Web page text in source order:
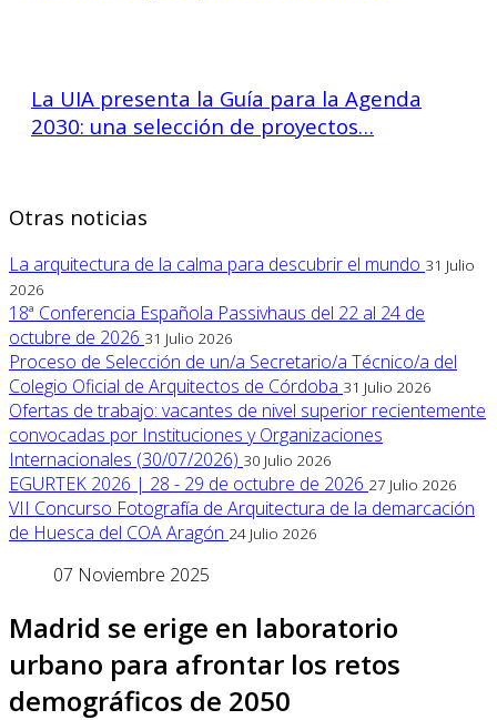
La UIA presenta la Guía para la Agenda
2030: una selección de proyectos…
Otras noticias
La arquitectura de la calma para descubrir el mundo 31 Julio
2026
18ª Conferencia Española Passivhaus del 22 al 24 de
octubre de 2026 31 Julio 2026
Proceso de Selección de un/a Secretario/a Técnico/a del
Colegio Oficial de Arquitectos de Córdoba 31 Julio 2026
Ofertas de trabajo: vacantes de nivel superior recientemente
convocadas por Instituciones y Organizaciones
Internacionales (30/07/2026) 30 Julio 2026
EGURTEK 2026 | 28 - 29 de octubre de 2026 27 Julio 2026
VII Concurso Fotografía de Arquitectura de la demarcación
de Huesca del COA Aragón 24 Julio 2026
07 Noviembre 2025
Madrid se erige en laboratorio
urbano para afrontar los retos
demográficos de 2050